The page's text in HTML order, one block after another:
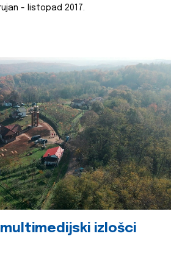
- listopad 2017.
izlošci